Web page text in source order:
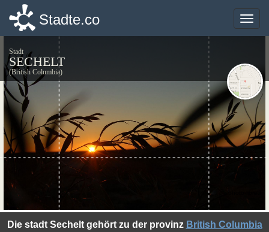
Toggle
Stadte.co
Stadt
SECHELT
(British Columbia)
Die stadt Sechelt gehört zu der provinz British Columbia
Toggle
Stadte.co